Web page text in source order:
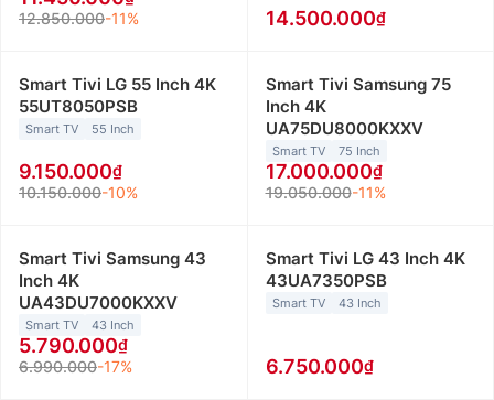
12.850.000-11% 14.500.000
Smart Tivi LG 55 Inch 4K
55UT8050PSB
Smart TV 55 Inch
9.150.000
10.150.000-10%
Smart Tivi Samsung 75
Inch 4K
UA75DU8000KXXV
Smart TV 75 Inch
17.000.000
19.050.000-11%
Smart Tivi Samsung 43
Inch 4K
UA43DU7000KXXV
Smart TV 43 Inch
5.790.000
6.990.000-17%
Smart Tivi LG 43 Inch 4K
43UA7350PSB
Smart TV 43 Inch
6.750.000